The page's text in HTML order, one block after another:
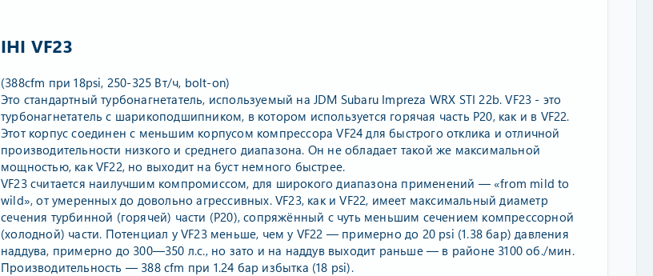
IHI VF23
(388cfm при 18psi, 250-325 Вт/ч, bolt-on)
Это стандартный турбонагнетатель, используемый на JDM Subaru Impreza WRX STI 22b. VF23 - это
турбонагнетатель с шарикоподшипником, в котором используется горячая часть P20, как и в VF22.
Этот корпус соединен с меньшим корпусом компрессора VF24 для быстрого отклика и отличной
производительности низкого и среднего диапазона. Он не обладает такой же максимальной
мощностью, как VF22, но выходит на буст немного быстрее.
VF23 считается наилучшим компромиссом, для широкого диапазона применений — «from mild to
wild», от умеренных до довольно агрессивных. VF23, как и VF22, имеет максимальный диаметр
сечения турбинной (горячей) части (P20), сопряжённый с чуть меньшим сечением компрессорной
(холодной) части. Потенциал у VF23 меньше, чем у VF22 — примерно до 20 psi (1.38 бар) давления
наддува, примерно до 300—350 л.с., но зато и на наддув выходит раньше — в районе 3100 об./мин.
Производительность — 388 cfm при 1.24 бар избытка (18 psi).